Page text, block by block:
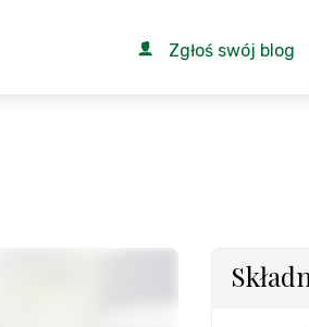
Zgłoś swój blog